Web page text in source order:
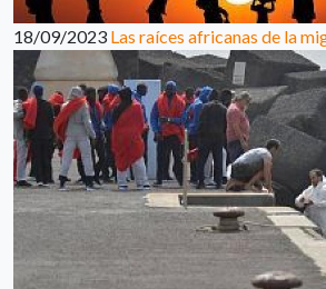
18/09/2023 Las raíces africanas de la